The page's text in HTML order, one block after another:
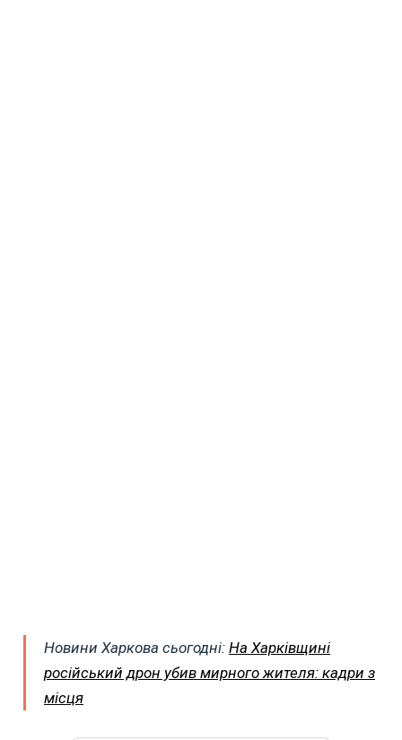
Новини Харкова сьогодні: На Харківщині
російський дрон убив мирного жителя: кадри з
місця